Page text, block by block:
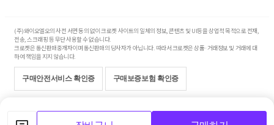
(주)와이오엘오의 사전 서면 동의 없이 크로켓 사이트의 일체의 정보, 콘텐츠 및 UI등을 상업적 목적으로 전재,
전송, 스크래핑 등 무단 사용할 수 없습니다.
크로켓은 통신판매중개자이며 통신판매의 당사자가 아닙니다. 따라서 크로켓은 상품·거래정보 및 거래에 대
하여 책임을 지지 않습니다.
구매안전서비스 확인증 구매보증보험 확인증